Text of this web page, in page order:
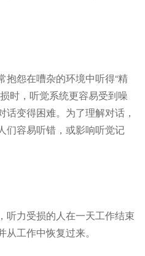
怨在嘈杂的环境中听得“精
时，听觉系统更容易受到噪
变得困难。为了理解对话，
们容易听错，或影响听觉记
力受损的人在一天工作结束
工作中恢复过来。